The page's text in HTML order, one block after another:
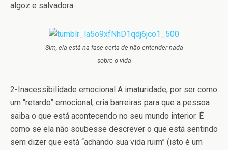
algoz e salvadora.
Sim, ela está na fase certa de não entender nada
sobre o vida
2-Inacessibilidade emocional A imaturidade, por ser como
um “retardo” emocional, cria barreiras para que a pessoa
saiba o que está acontecendo no seu mundo interior. É
como se ela não soubesse descrever o que está sentindo
sem dizer que está “achando sua vida ruim” (isto é um